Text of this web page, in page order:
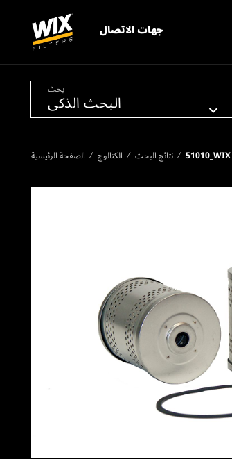
جهات الاتصال
بحث
الصفحة الرئيسية الكتالوج نتائج البحث 51010_WIX